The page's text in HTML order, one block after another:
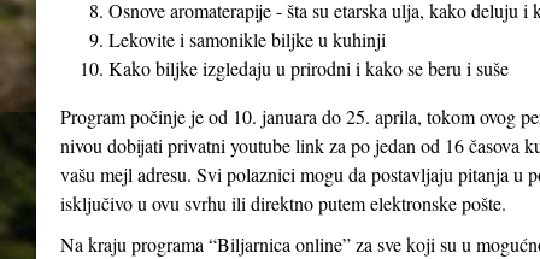
Osnove aromaterapije - šta su etarska ulja, kako deluju
Lekovite i samonikle biljke u kuhinji
Kako biljke izgledaju u prirodni i kako se beru i suše
Program počinje je od 10. januara do 25. aprila, tokom ovog
nivou dobijati privatni youtube link za po jedan od 16 časova
vašu mejl adresu. Svi polaznici mogu da postavljaju pitanja u
isključivo u ovu svrhu ili direktno putem elektronske pošte.
Na kraju programa “Biljarnica online” za sve koji su u